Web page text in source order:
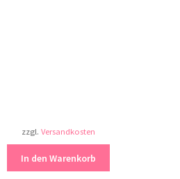
zzgl.Versandkosten
In den Warenkorb